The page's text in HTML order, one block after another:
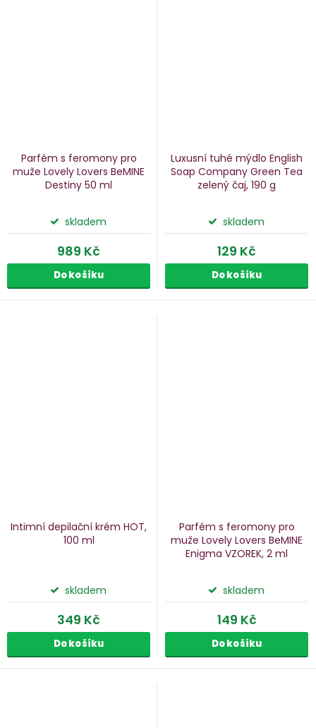
Parfém s feromony pro
muže Lovely Lovers BeMINE
Destiny 50 ml
skladem
989 Kč
Do košíku
Luxusní tuhé mýdlo English
Soap Company Green Tea
zelený čaj, 190 g
skladem
129 Kč
Do košíku
Intimní depilační krém HOT,
100 ml
skladem
349 Kč
Do košíku
Parfém s feromony pro
muže Lovely Lovers BeMINE
Enigma VZOREK, 2 ml
skladem
149 Kč
Do košíku